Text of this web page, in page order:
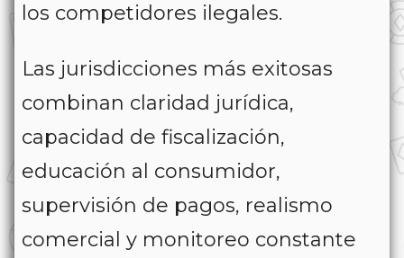
los competidores ilegales.
Las jurisdicciones más exitosas
combinan claridad jurídica,
capacidad de fiscalización,
educación al consumidor,
supervisión de pagos, realismo
comercial y monitoreo constante